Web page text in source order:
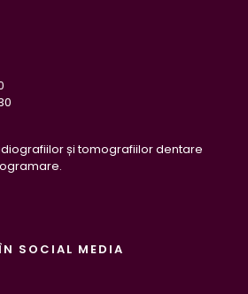
și tomografiilor dentare
SOCIAL MEDIA